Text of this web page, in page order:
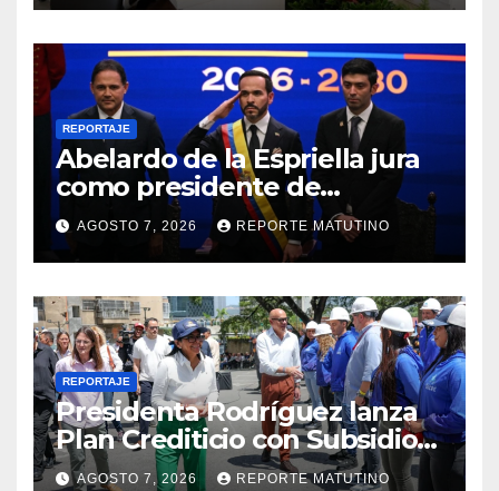
REPORTAJE
Abelardo de la Espriella jura
como presidente de
Colombia para el periodo
2026-2030
AGOSTO 7, 2026 REPORTE MATUTINO
REPORTAJE
Presidenta Rodríguez lanza
Plan Crediticio con Subsidio
Directo en encuentro con
AGOSTO 7, 2026 REPORTE MATUTINO